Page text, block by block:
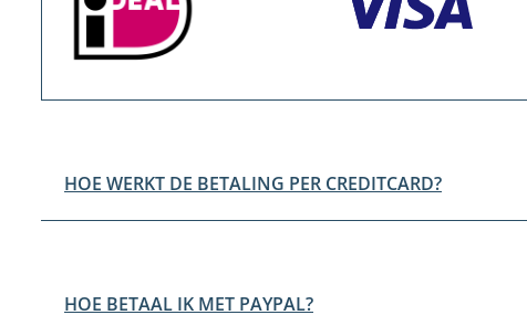
HOE WERKT DE BETALING PER CREDITCARD?
HOE BETAAL IK MET PAYPAL?